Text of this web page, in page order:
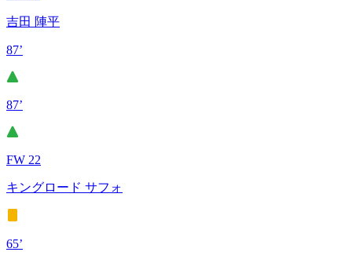
吉田 陣平
87’
87’
FW 22
キングロード サフォ
65’